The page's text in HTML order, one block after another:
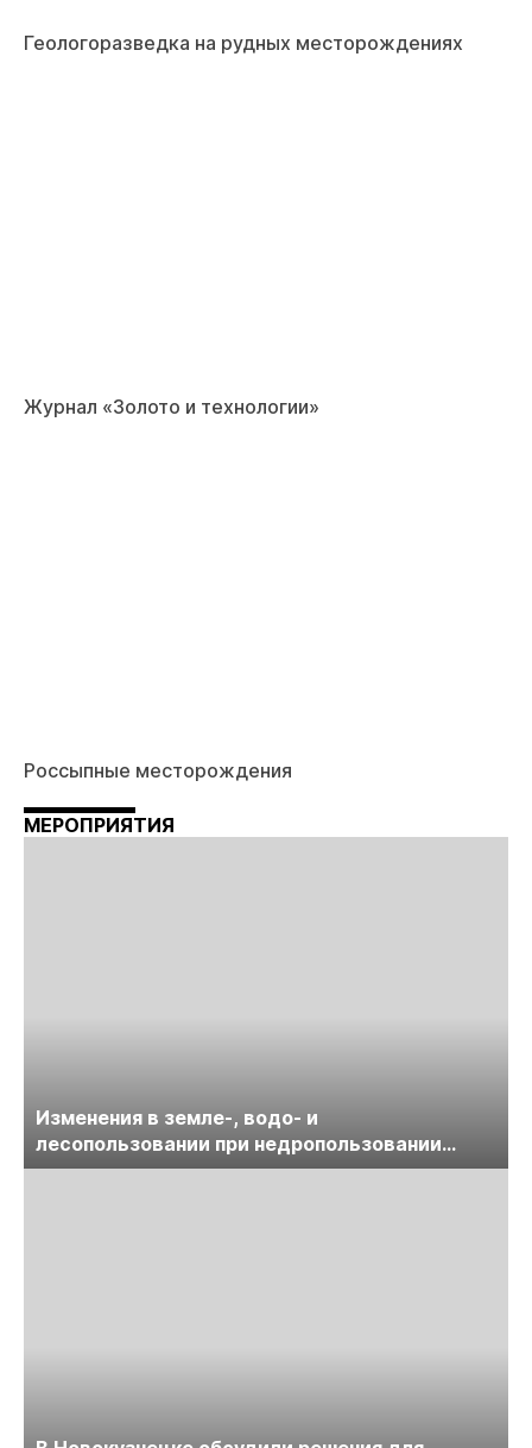
Геологоразведка на рудных месторождениях
Журнал «Золото и технологии»
Россыпные месторождения
МЕРОПРИЯТИЯ
Изменения в земле-, водо- и
лесопользовании при недропользовании
обсудят на семинаре «ПравоТЭК»